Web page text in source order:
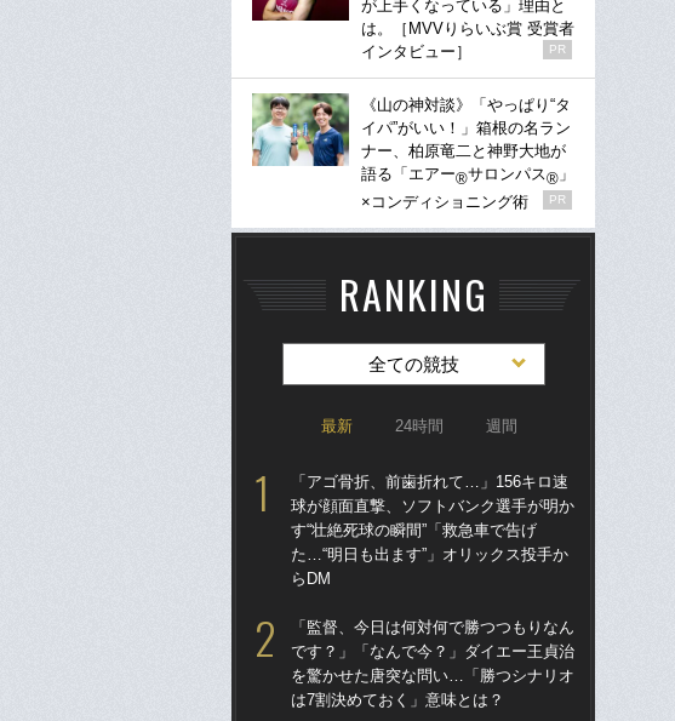
が上手くなっている」理由と
は。［MVVりらいぶ賞 受賞者
インタビュー］
PR
《山の神対談》「やっぱり“タ
イパ”がいい！」箱根の名ラン
ナー、柏原竜二と神野大地が
語る「エアー®サロンパス® 」
×コンディショニング術
PR
RANKING
全ての競技
最新 24時間 週間
「アゴ骨折、前歯折れて…」156キロ速
球が顔面直撃、ソフトバンク選手が明か
す“壮絶死球の瞬間”「救急車で告げ
た…“明日も出ます”」オリックス投手か
らDM
「監督、今日は何対何で勝つつもりなん
です？」「なんで今？」ダイエー王貞治
を驚かせた唐突な問い…「勝つシナリオ
は7割決めておく」意味とは？